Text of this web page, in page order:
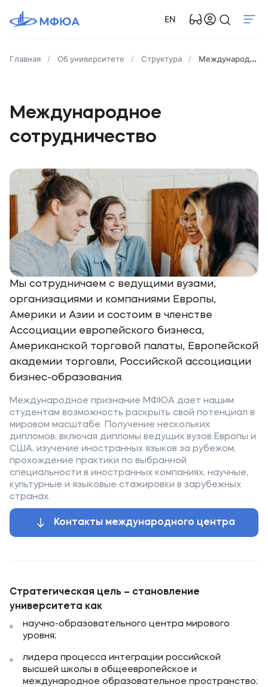
EN
Главная Об университете Структура Международное сотрудничество
Международное
сотрудничество
Мы сотрудничаем с ведущими вузами,
организациями и компаниями Европы,
Америки и Азии и состоим в членстве
Ассоциации европейского бизнеса,
Американской торговой палаты, Европейской
академии торговли, Российской ассоциации
бизнес-образования.
Международное признание МФЮА дает нашим
студентам возможность раскрыть свой потенциал в
мировом масштабе. Получение нескольких
дипломов, включая дипломы ведущих вузов Европы и
США, изучение иностранных языков за рубежом,
прохождение практики по выбранной
специальности в иностранных компаниях, научные,
культурные и языковые стажировки в зарубежных
странах.
Контакты международного центра
Стратегическая цель – становление
университета как
научно-образовательного центра мирового
уровня;
лидера процесса интеграции российской
высшей школы в общеевропейское и
международное образовательное пространство;